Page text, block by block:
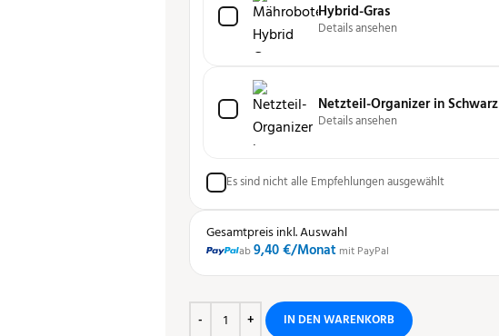
Hybrid-Gras
Details ansehen
Netzteil-Organizer in Schwarz
Details ansehen
Es sind nicht alle Empfehlungen ausgewählt
Gesamtpreis inkl. Auswahl
ab9,40 €/Monat mit PayPal
IN DEN WARENKORB